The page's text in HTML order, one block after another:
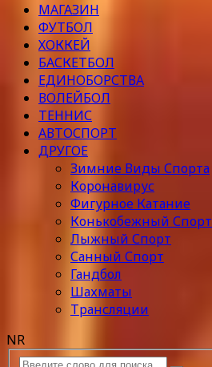
МАГАЗИН
ФУТБОЛ
ХОККЕЙ
БАСКЕТБОЛ
ЕДИНОБОРСТВА
ВОЛЕЙБОЛ
ТЕННИС
АВТОСПОРТ
ДРУГОЕ
Зимние Виды Спорта
Коронавирус
Фигурное Катание
Конькобежный Спорт
Лыжный Спорт
Санный Спорт
Гандбол
Шахматы
Трансляции
NR